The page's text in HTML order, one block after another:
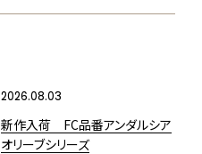
2026.08.03
新作入荷 FC品番アンダルシア
オリーブシリーズ